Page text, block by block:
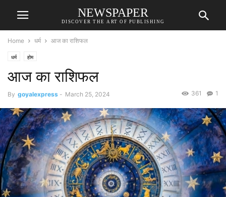
NEWSPAPER
DISCOVER THE ART OF PUBLISHING
Home धर्म आज का राशिफल
धर्म होम
आज का राशिफल
By goyalexpress - March 25, 2024 1
361